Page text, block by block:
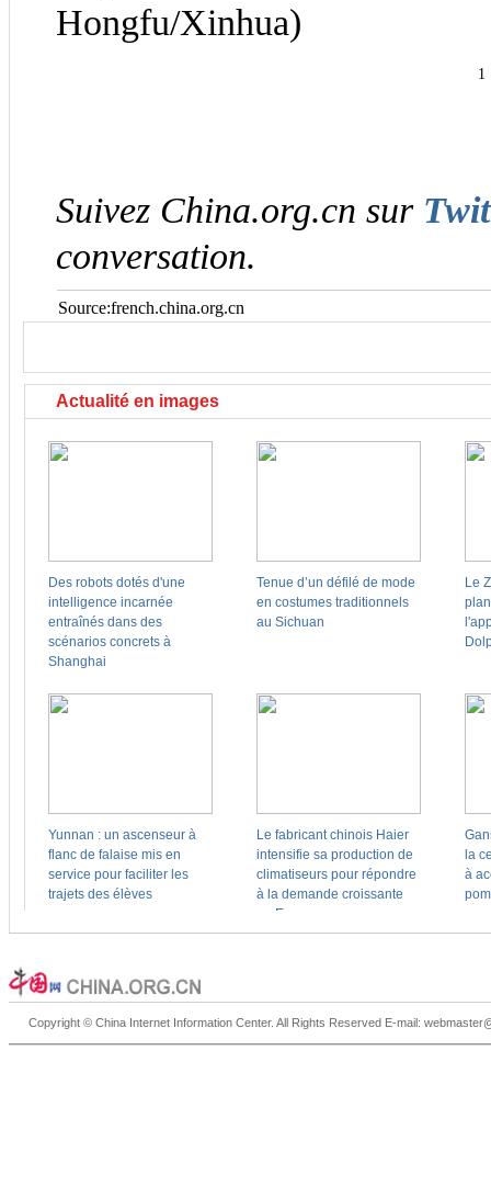
Hongfu/Xinhua)
1
Suivez China.org.cn sur
conversation.
Source:french.china.org.cn